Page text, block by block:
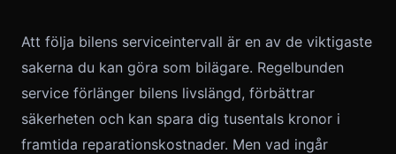
Att följa bilens serviceintervall är en av de viktigaste
sakerna du kan göra som bilägare. Regelbunden
service förlänger bilens livslängd, förbättrar
säkerheten och kan spara dig tusentals kronor i
framtida reparationskostnader. Men vad ingår